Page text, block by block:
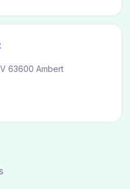
63600 Ambert